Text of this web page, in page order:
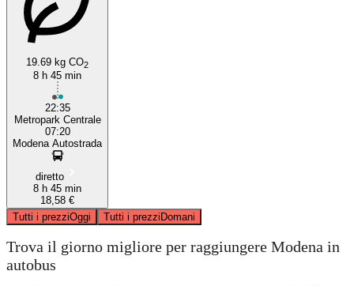
19.69 kg CO2
8 h 45 min
22:35
Metropark Centrale
07:20
Modena Autostrada
diretto
8 h 45 min
18,58 €
Tutti i prezziOggi Tutti i prezziDomani
Trova il giorno migliore per raggiungere Modena in
autobus